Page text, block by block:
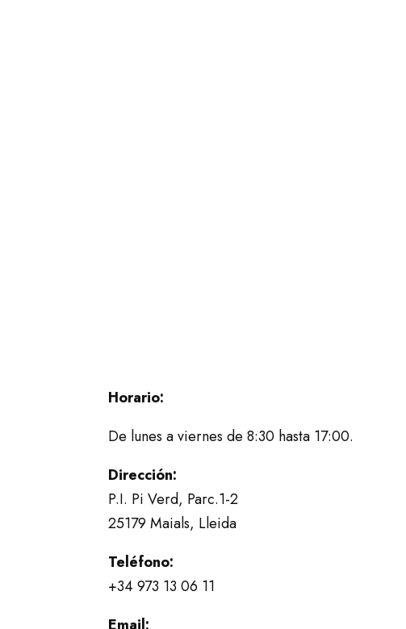
Horario:
De lunes a viernes de 8:30 hasta 17:00.
Dirección:
P.I. Pi Verd, Parc.1-2
25179 Maials, Lleida
Teléfono:
+34 973 13 06 11
Email: